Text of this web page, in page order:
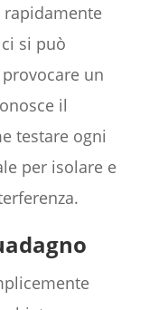
si può
un
il
testare ogni
per isolare e